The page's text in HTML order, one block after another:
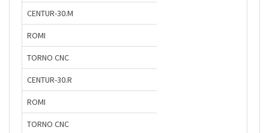
CENTUR-30.M
ROMI
TORNO CNC
CENTUR-30.R
ROMI
TORNO CNC